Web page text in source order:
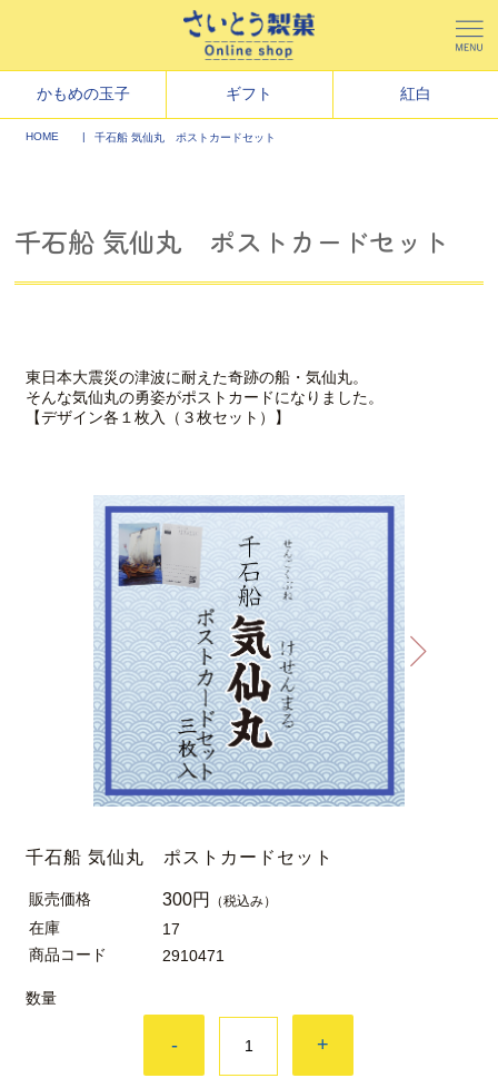
かもめの玉子 ギフト 紅白
HOME 千石船 気仙丸 ポストカードセット
千石船 気仙丸 ポストカードセット
東日本大震災の津波に耐えた奇跡の船・気仙丸。
そんな気仙丸の勇姿がポストカードになりました。
【デザイン各１枚入（３枚セット）】
千石船 気仙丸 ポストカードセット
販売価格 300円 （税込み）
在庫
17
商品コード
2910471
数量
- +